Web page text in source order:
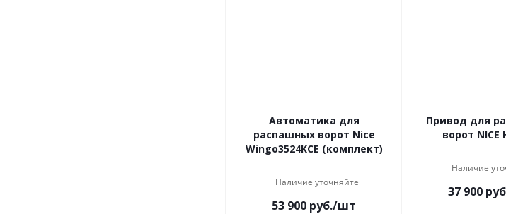
Автоматика для
распашных ворот Nice
Wingo3524KCE (комплект)
Наличие уточняйте
53 900 руб./шт
Привод для
ворот NICE
Наличие
37 900